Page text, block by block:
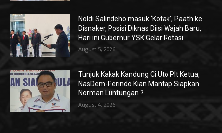
Noldi Salindeho masuk ‘Kotak’, Paath ke
Disnaker, Posisi Diknas Diisi Wajah Baru,
Hari ini Gubernur YSK Gelar Rotasi
August 5, 2026
Tunjuk Kakak Kandung Ci Uto Plt Ketua,
NasDem-Perindo Kian Mantap Siapkan
Norman Luntungan ?
August 4, 2026